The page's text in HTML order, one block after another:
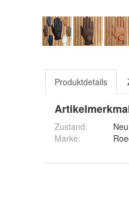
Produktdetails
Zustand:
Neu
Marke: